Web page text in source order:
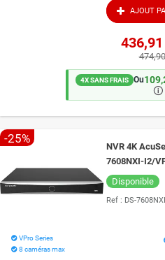
AJOUT
4X SANS FRAIS Ou
🛈
-25%
NVR 4K
7608NXI-I2/
Disponible
Ref : DS-
VPro Series
8 caméras max